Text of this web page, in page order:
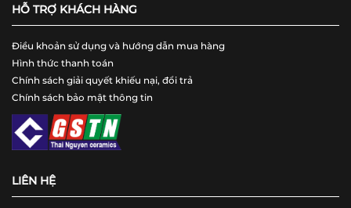
HỖ TRỢ KHÁCH HÀNG
Điều khoản sử dụng và hướng dẫn mua hàng
Hình thức thanh toán
Chính sách giải quyết khiếu nại, đổi trả
Chính sách bảo mật thông tin
LIÊN HỆ